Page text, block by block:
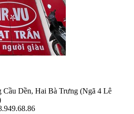
Cầu Dền, Hai Bà Trưng (Ngã 4 Lê